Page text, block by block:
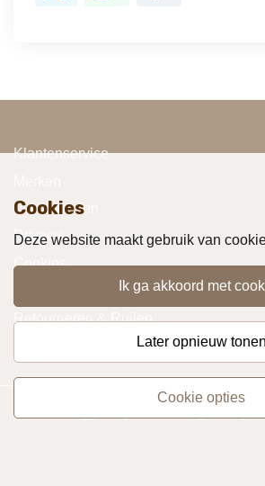
Klantenservice
Voorwaarden
Privacy
Cookies
Retourneren & Ruilen
Cookies
Deze website maakt gebruik van
ik ga akkoord met
later opnieuw tonen
cookie opties